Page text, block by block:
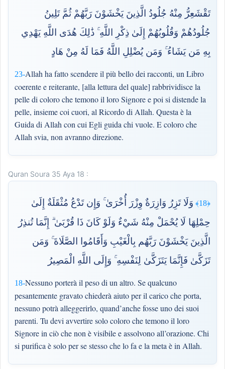
تَقْشَعِرُّ مِنْهُ جُلُودُ الَّذِينَ يَخْشَوْنَ رَبَّهُمْ ثُمَّ تَلِينُ
جُلُودُهُمْ وَقُلُوبُهُمْ إِلَىٰ ذِكْرِ اللَّهِ ۚ ذَٰلِكَ هُدَى اللَّهِ يَهْدِي
بِهِ مَن يَشَاءُ ۚ وَمَن يُضْلِلِ اللَّهُ فَمَا لَهُ مِنْ هَادٍ
23-Allah ha fatto scendere il più bello dei racconti, un Libro
coerente e reiterante, [alla lettura del quale] rabbrividisce la
pelle di coloro che temono il loro Signore e poi si distende la
pelle, insieme coi cuori, al Ricordo di Allah. Questa è la
Guida di Allah con cui Egli guida chi vuole. E coloro che
Allah svia, non avranno direzione.
Quran Soura 35 Aya 18 :
﴿18﴾
وَلَا تَزِرُ وَازِرَةٌ وِزْرَ أُخْرَىٰ ۚ وَإِن تَدْعُ مُثْقَلَةٌ إِلَىٰ
حِمْلِهَا لَا يُحْمَلْ مِنْهُ شَيْءٌ وَلَوْ كَانَ ذَا قُرْبَىٰ ۗ إِنَّمَا تُنذِرُ
الَّذِينَ يَخْشَوْنَ رَبَّهُم بِالْغَيْبِ وَأَقَامُوا الصَّلَاةَ ۚ وَمَن
تَزَكَّىٰ فَإِنَّمَا يَتَزَكَّىٰ لِنَفْسِهِ ۚ وَإِلَى اللَّهِ الْمَصِيرُ
18-Nessuno porterà il peso di un altro. Se qualcuno
pesantemente gravato chiederà aiuto per il carico che porta,
nessuno potrà alleggerirlo, quand’anche fosse uno dei suoi
parenti. Tu devi avvertire solo coloro che temono il loro
Signore in ciò che non è visibile e assolvono all’orazione. Chi
si purifica è solo per se stesso che lo fa e la meta è in Allah.